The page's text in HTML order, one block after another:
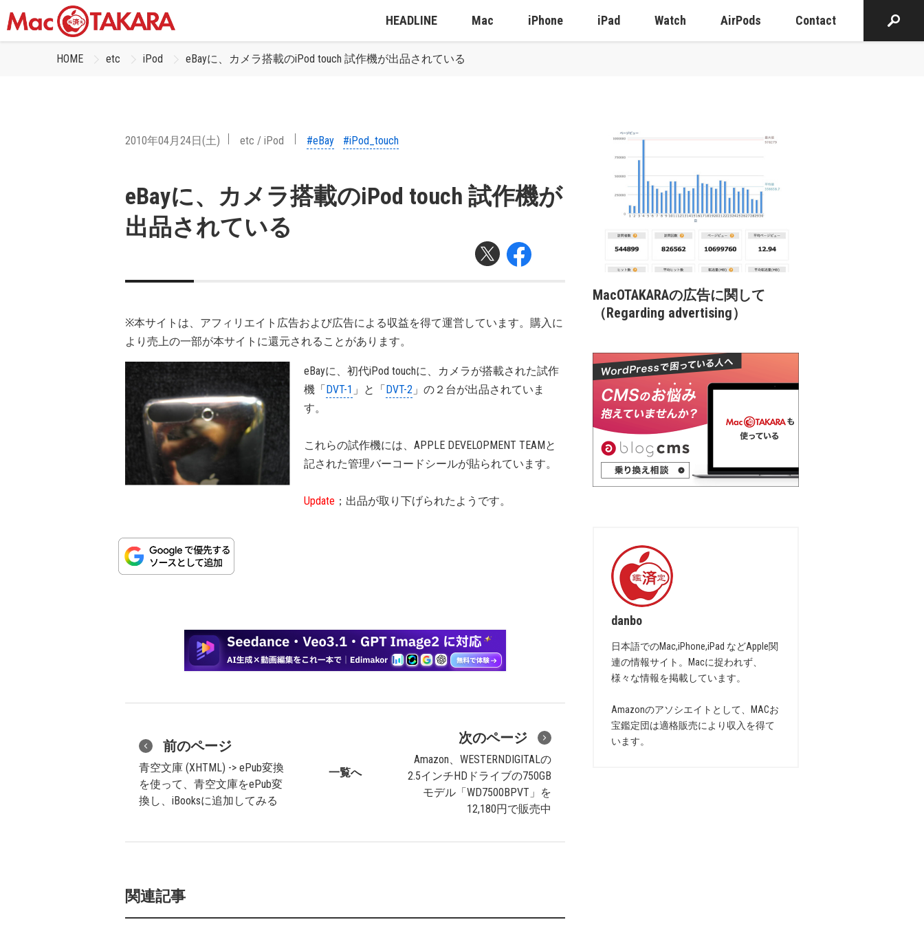
HEADLINE Mac iPhone iPad Watch AirPods Contact
HOME etc iPod eBayに、カメラ搭載のiPod touch 試作機が出品されている
2010年04月24日(土) etc / iPod #eBay #iPod_touch
eBayに、カメラ搭載のiPod touch 試作機が
出品されている
※本サイトは、アフィリエイト広告および広告による収益を得て運営しています。購入に
より売上の一部が本サイトに還元されることがあります。
eBayに、初代iPod touchに、カメラが搭載された試作
機「DVT-1 」と「DVT-2 」の２台が出品されていま
す。
これらの試作機には、APPLE DEVELOPMENT TEAMと
記された管理バーコードシールが貼られています。
Update ；出品が取り下げられたようです。
前のページ
青空文庫 (XHTML) -> ePub変換
を使って、青空文庫をePub変
換し、iBooksに追加してみる
一覧へ
次のページ
Amazon、WESTERNDIGITALの
2.5インチHDドライブの750GB
モデル「WD7500BPVT」を
12,180円で販売中
関連記事
MacOTAKARAの広告に関して
（Regarding advertising）
danbo
日本語でのMac,iPhone,iPad などApple関
連の情報サイト。Macに捉われず、
様々な情報を掲載しています。
Amazonのアソシエイトとして、MACお
宝鑑定団は適格販売により収入を得て
います。